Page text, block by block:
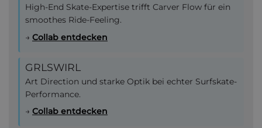
High-End Skate-Expertise trifft Carver Flow für ein
smoothes Ride-Feeling.
→ Collab entdecken
GRLSWIRL
Art Direction und starke Optik bei echter Surfskate-
Performance.
→ Collab entdecken